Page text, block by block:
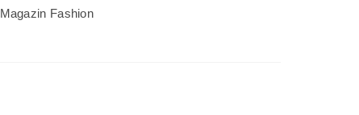
Magazin Fashion